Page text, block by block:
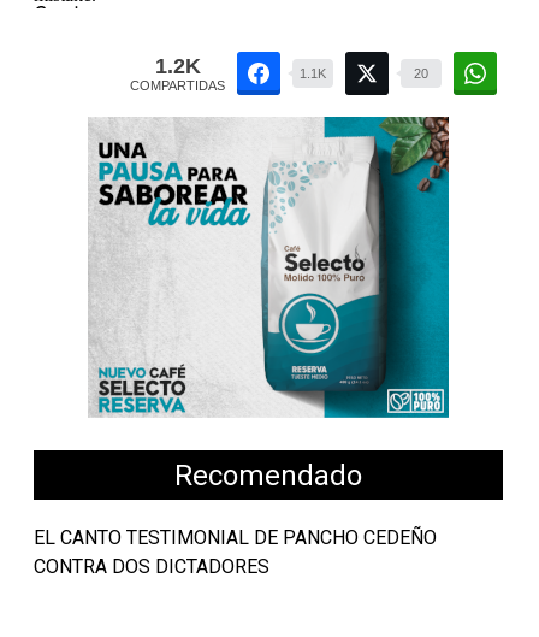
1.2K
COMPARTIDAS
1.1K 20
Recomendado
EL CANTO TESTIMONIAL DE PANCHO CEDEÑO
CONTRA DOS DICTADORES